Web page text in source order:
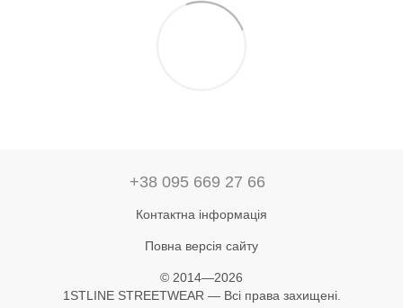
+38 095 669 27 66
Контактна інформація
Повна версія сайту
© 2014—2026
1STLINE STREETWEAR — Всі права захищені.